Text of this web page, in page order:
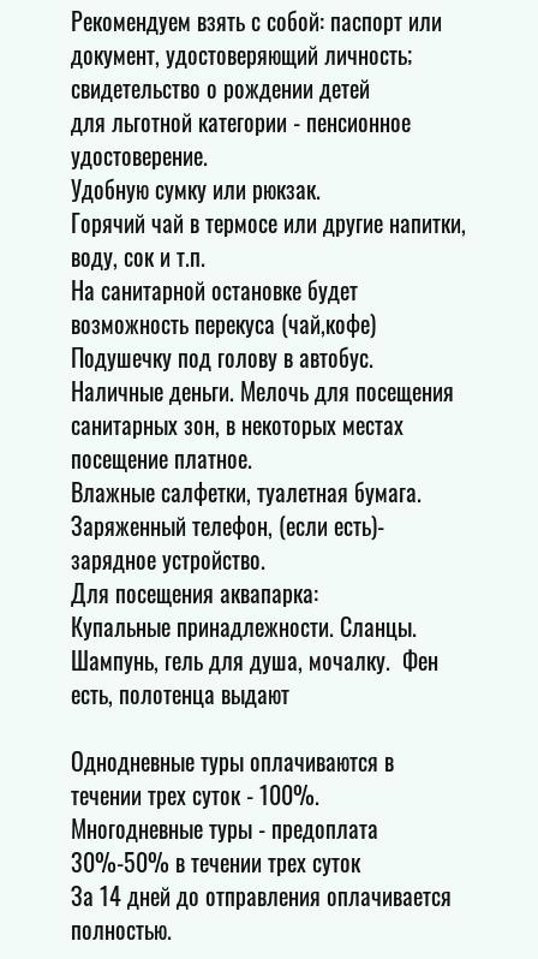
Рекомендуем взять с собой: паспорт или
документ, удостоверяющий личность;
свидетельство о рождении детей
для льготной категории - пенсионное
удостоверение.
Удобную сумку или рюкзак.
Горячий чай в термосе или другие напитки,
воду, сок и т.п.
На санитарной остановке будет
возможность перекуса (чай,кофе)
Подушечку под голову в автобус.
Наличные деньги. Мелочь для посещения
санитарных зон, в некоторых местах
посещение платное.
Влажные салфетки, туалетная бумага.
Заряженный телефон, (если есть)-
зарядное устройство.
Для посещения аквапарка:
Купальные принадлежности. Сланцы.
Шампунь, гель для душа, мочалку. Фен
есть, полотенца выдают
Однодневные туры оплачиваются в
течении трех суток - 100%.
Многодневные туры - предоплата
30%-50% в течении трех суток
За 14 дней до отправления оплачивается
полностью.